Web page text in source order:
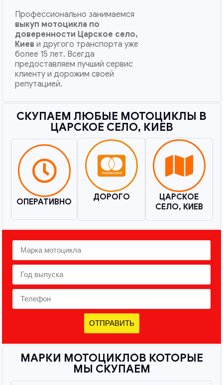
Профессионально занимаемся
выкуп мотоцикла по
доверенности Царское село,
Киеви другого транспорта уже
более 15 лет. Всегда
предоставляем лучший сервис
клиенту и дорожим своей
репутацией.
СКУПАЕМ ЛЮБЫЕ МОТОЦИКЛЫ В
ЦАРСКОЕ СЕЛО, КИЕВ​
ОПЕРАТИВНО ДОРОГО
ЦАРСКОЕ
СЕЛО, КИЕВ
ОТПРАВИТЬ
МАРКИ МОТОЦИКЛОВ КОТОРЫЕ
МЫ СКУПАЕМ